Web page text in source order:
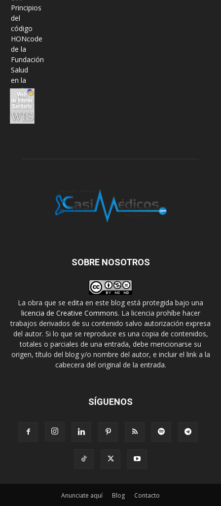
SOBRE NOSOTROS
La obra que se edita en este blog está protegida bajo una
licencia de Creative Commons. La licencia prohíbe hacer
trabajos derivados de su contenido salvo autorización expresa
del autor. Si lo que se reproduce es una copia de contenidos,
totales o parciales de una entrada, debe mencionarse su
origen, título del blog y/o nombre del autor, e incluir el link a la
cabecera del original de la entrada.
SÍGUENOS
Anunciate aquí Blog Contacto